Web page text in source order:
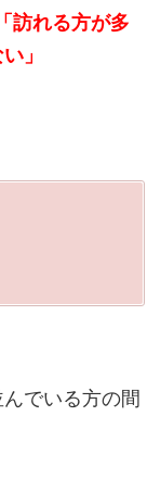
「訪れる方が多
」
でいる方の間